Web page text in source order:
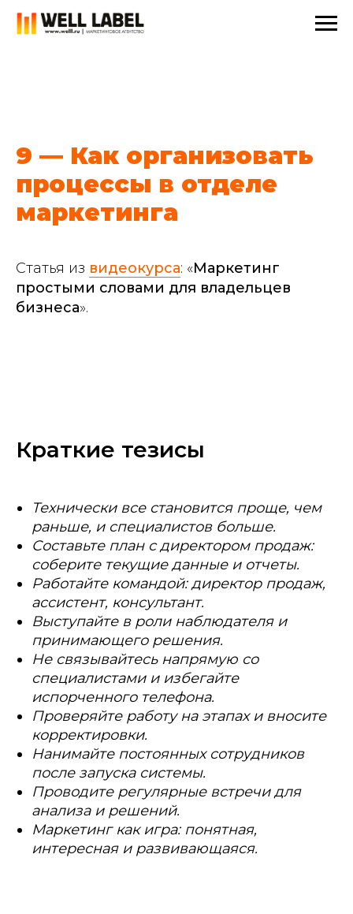
9 — Как организовать
процессы в отделе
маркетинга
Статья из видеокурса: «Маркетинг
простыми словами для владельцев
бизнеса».
Краткие тезисы
Технически все становится проще, чем
раньше, и специалистов больше.
Составьте план с директором продаж:
соберите текущие данные и отчеты.
Работайте командой: директор продаж,
ассистент, консультант.
Выступайте в роли наблюдателя и
принимающего решения.
Не связывайтесь напрямую со
специалистами и избегайте
испорченного телефона.
Проверяйте работу на этапах и вносите
корректировки.
Нанимайте постоянных сотрудников
после запуска системы.
Проводите регулярные встречи для
анализа и решений.
Маркетинг как игра: понятная,
интересная и развивающаяся.